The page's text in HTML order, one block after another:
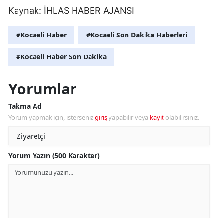
Kaynak: İHLAS HABER AJANSI
#Kocaeli Haber #Kocaeli Son Dakika Haberleri
#Kocaeli Haber Son Dakika
Yorumlar
Takma Ad
Yorum yapmak için, istersenizgirişyapabilir veya kayıt olabilirsiniz.
Yorum Yazın (500 Karakter)